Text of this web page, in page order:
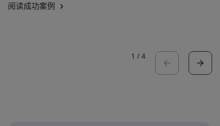
阅读成功案例
1 / 4